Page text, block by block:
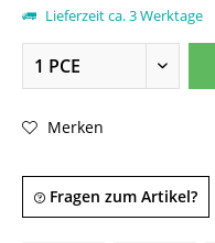
Lieferzeit ca. 3 Werktage
Merken
Fragen zum Artikel?